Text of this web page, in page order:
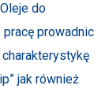
do
pracę prowadnic
jak również